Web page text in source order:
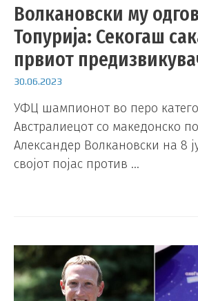
Волкановски му
Топурија: Секогаш
првиот
30.06.2023
УФЦ шампионот во перо
Австралиецот со македонско
Александер Волкановски на 8
својот појас против …